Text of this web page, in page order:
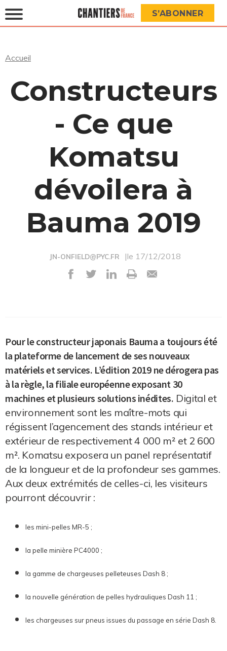
S’ABONNER
Accueil
Constructeurs
- Ce que
Komatsu
dévoilera à
Bauma 2019
JN-ONFIELD@PYC.FR |le 17/12/2018
Pour le constructeur japonais Bauma a toujours été
la plateforme de lancement de ses nouveaux
matériels et services. L’édition 2019 ne dérogera pas
à la règle, la filiale européenne exposant 30
machines et plusieurs solutions inédites. Digital et
environnement sont les maître-mots qui
régissent l’agencement des stands intérieur et
extérieur de respectivement 4 000 m² et 2 600
m². Komatsu exposera un panel représentatif
de la longueur et de la profondeur ses gammes.
Aux deux extrémités de celles-ci, les visiteurs
pourront découvrir :
les mini-pelles MR-5 ;
la pelle minière PC4000 ;
la gamme de chargeuses pelleteuses Dash 8 ;
la nouvelle génération de pelles hydrauliques Dash 11 ;
les chargeuses sur pneus issues du passage en série Dash 8.